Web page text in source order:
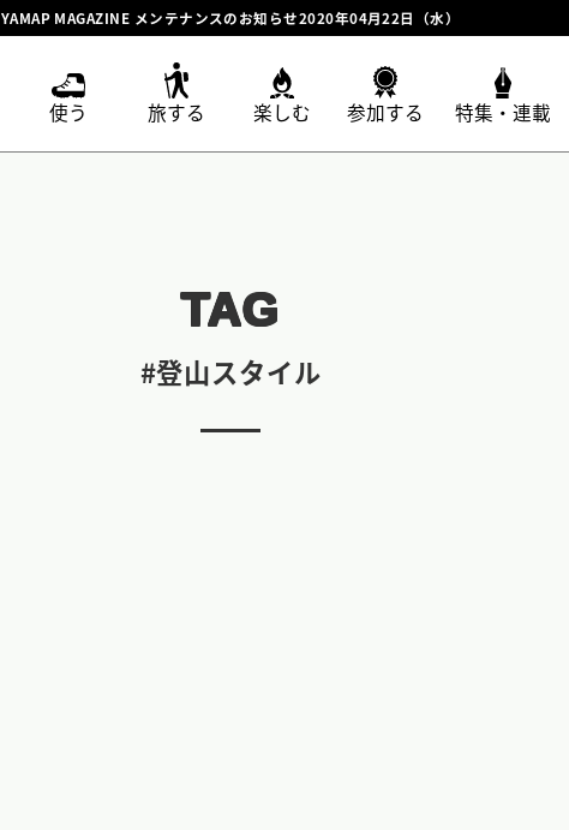
YAMAP MAGAZINE メンテナンスのお知らせ2020年04月22日（水）
使う 旅する 楽しむ 参加する 特集・連載
TAG
#登山スタイル